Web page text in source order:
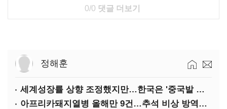
0/0 댓글 더보기
정해훈
세계성장률 상향 조정했지만…한국은 '중국발 살얼음판'
아프리카돼지열병 올해만 9건…추석 비상 방역에 '총력'